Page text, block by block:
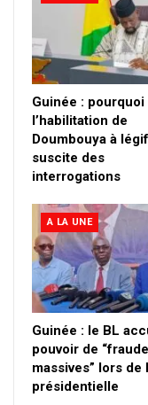
Guinée : pourquoi
l’habilitation de
Doumbouya à
suscite des
interrogations
A LA UNE
Guinée : le BL
pouvoir de
massives” lors de
présidentielle